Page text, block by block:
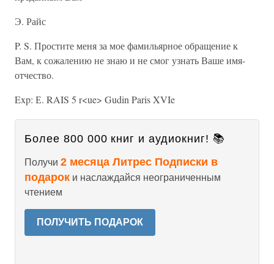
Э. Райс
P. S. Простите меня за мое фамильярное обращение к
Вам, к сожалению не знаю и не смог узнать Ваше имя-
отчество.
Exp: Е. RAIS 5 r<ue> Gudin Paris XVIe
Более 800 000 книг и аудиокниг! 📚
Получи 2 месяца Литрес Подписки в
подарок и наслаждайся неограниченным
чтением
ПОЛУЧИТЬ ПОДАРОК